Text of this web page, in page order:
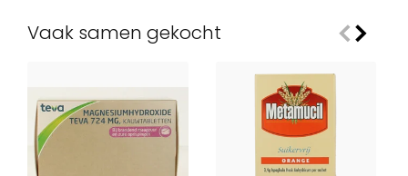
Vaak samen gekocht